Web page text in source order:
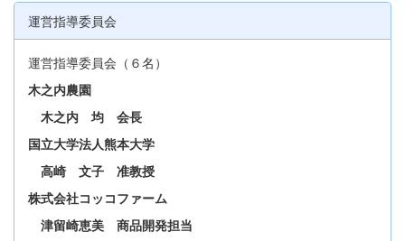
運営指導委員会
運営指導委員会（６名）
木之内農園
木之内 均 会長
国立大学法人熊本大学
高崎 文子 准教授
株式会社コッコファーム
津留崎恵美 商品開発担当